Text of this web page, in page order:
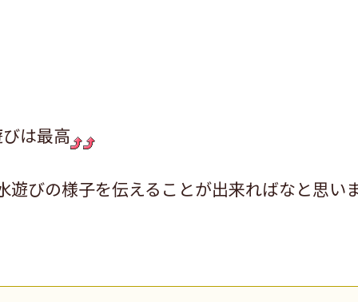
は最高
びの様子を伝えることが出来ればなと思い